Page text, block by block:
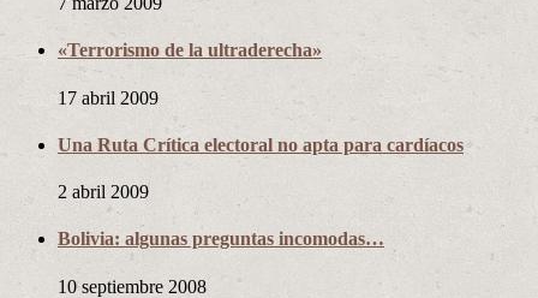
«Terrorismo de la ultraderecha»
17 abril 2009
Una Ruta Crítica electoral no apta para cardíacos
2 abril 2009
Bolivia: algunas preguntas incomodas…
10 septiembre 2008